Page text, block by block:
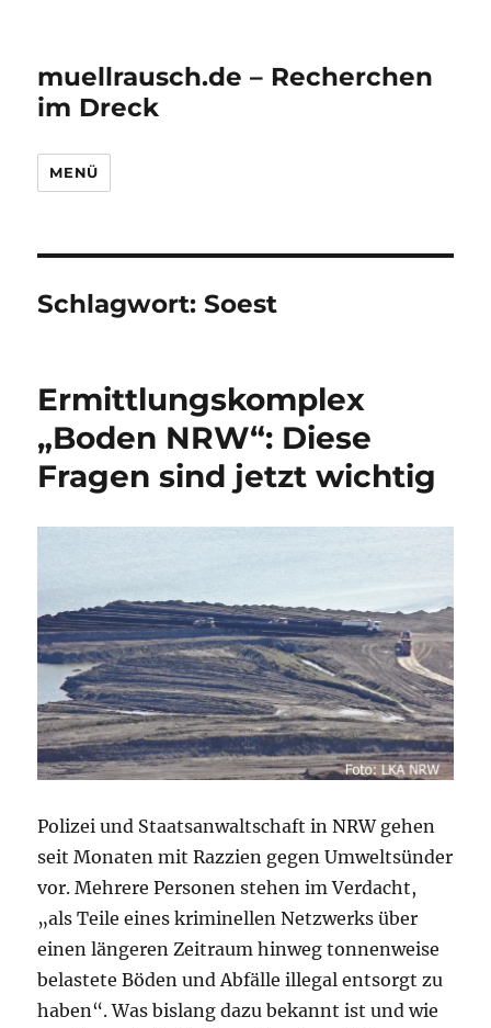
muellrausch.de – Recherchen
im Dreck
MENÜ
Schlagwort:Soest
Ermittlungskomplex
„Boden NRW“: Diese
Fragen sind jetzt wichtig
Polizei und Staatsanwaltschaft in NRW gehen
seit Monaten mit Razzien gegen Umweltsünder
vor. Mehrere Personen stehen im Verdacht,
„als Teile eines kriminellen Netzwerks über
einen längeren Zeitraum hinweg tonnenweise
belastete Böden und Abfälle illegal entsorgt zu
haben“. Was bislang dazu bekannt ist und wie